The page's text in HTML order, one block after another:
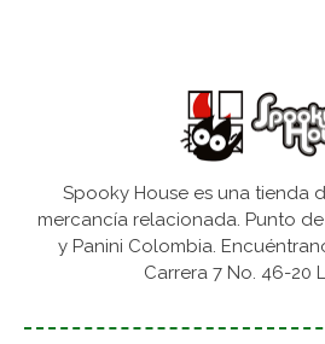
Spooky House es una tienda
mercancía relacionada. Punto
y Panini Colombia.
Carrera 7 No. 46-20